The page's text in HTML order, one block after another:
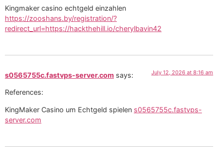
Kingmaker casino echtgeld einzahlen
https://zooshans.by/registration/?
redirect_url=https://hackthehill.io/cherylbavin42
s0565755c.fastvps-server.com says: July 12, 2026 at 8:16 am
References:
KingMaker Casino um Echtgeld spielen s0565755c.fastvps-
server.com